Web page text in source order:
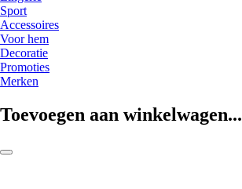
Sport
Accessoires
Voor hem
Decoratie
Promoties
Merken
Toevoegen aan winkelwagen...